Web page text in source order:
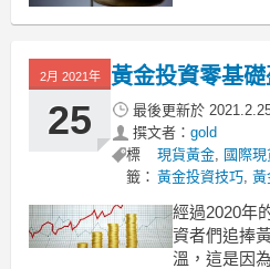
誰能更勝一
黃金存簿和
黃金存簿是
行與
2月 2021年
25
黃金投資零基
最後更新於
撰文者： gold
標
籤：
現貨黃金, 國際
黃金投資技巧, 黃
經過2020年
資者們追捧
溫，這是因